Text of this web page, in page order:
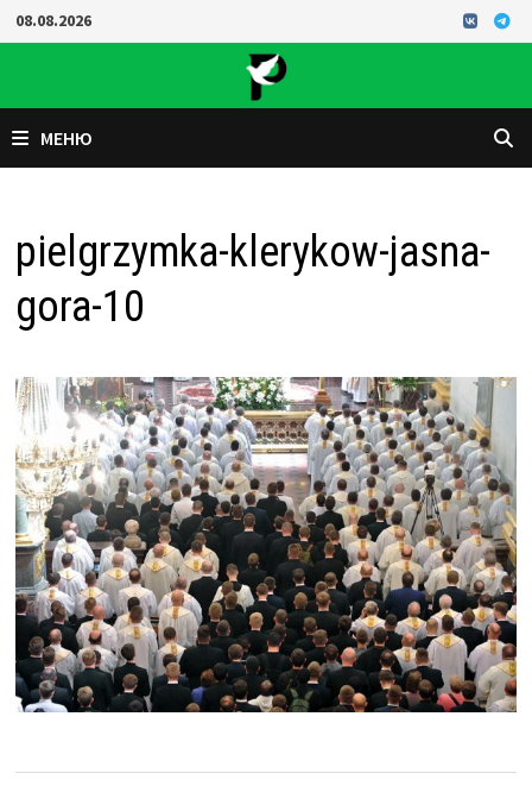
Перейти
к
08.08.2026
МЕНЮ
pielgrzymka-klerykow-jasna-
gora-10